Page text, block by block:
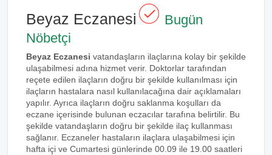
Beyaz Eczanesi
Bugün
Nöbetçi
Beyaz Eczanesi vatandaşların ilaçlarına kolay bir şekilde
ulaşabilmesi adına hizmet verir. Doktorlar tarafından
reçete edilen ilaçların doğru bir şekilde kullanılması için
ilaçların hastalara nasıl kullanılacağına dair açıklamaları
yapılır. Ayrıca ilaçların doğru saklanma koşulları da
eczane içerisinde bulunan eczacılar tarafına belirtilir. Bu
şekilde vatandaşların doğru bir şekilde ilaç kullanması
sağlanır. Eczaneler hastaların ilaçlara ulaşabilmesi için
hafta içi ve Cumartesi günlerinde 00.09 ile 19.00 saatleri